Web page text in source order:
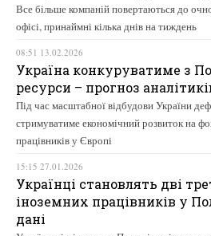
Все більше компаній повертаються до
офісі, принаймні кілька днів на тиждень
08:51 13.02.2026
Україна конкуруватиме з
ресурси – прогноз
Під час масштабної відбудови України
стримуватиме економічний розвиток на
працівників у Європі
15:15 27.01.2026
Українці становлять дві
іноземних працівників у
дані